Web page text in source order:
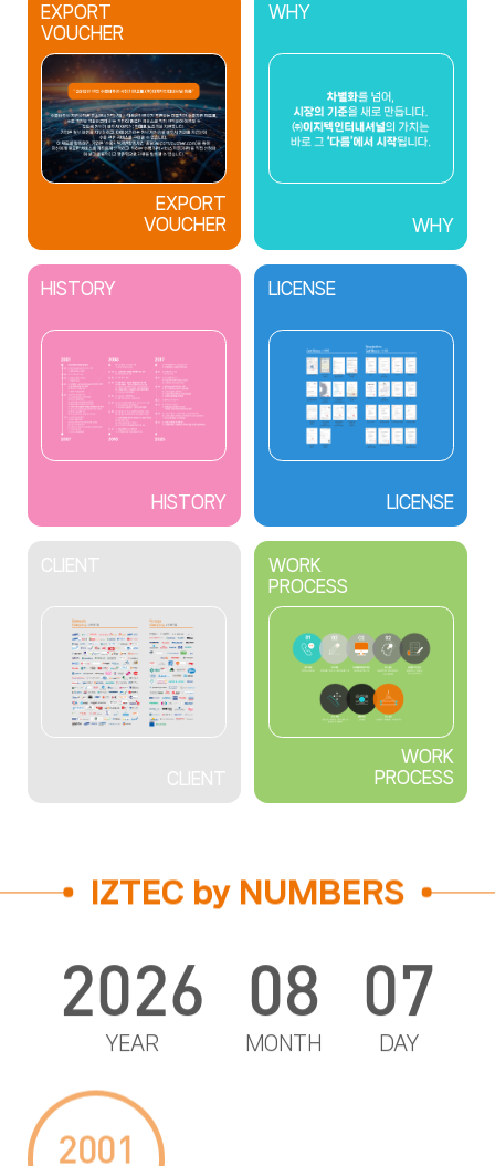
EXPORT
VOUCHER
EXPORT
VOUCHER
WHY
WHY
HISTORY
HISTORY
LICENSE
LICENSE
CLIENT
CLIENT
WORK
PROCESS
WORK
PROCESS
IZTEC by NUMBERS
2026
YEAR
08
MONTH
07
DAY
2001